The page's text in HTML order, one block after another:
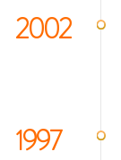
2002
1997